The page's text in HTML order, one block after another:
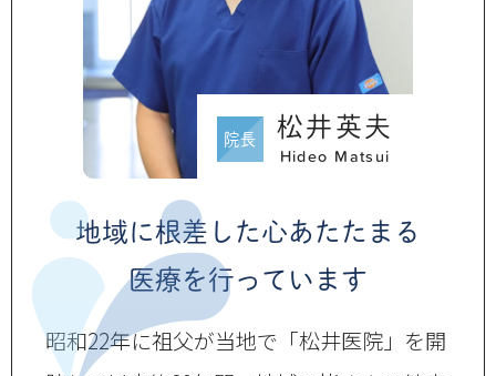
院長 松井英夫
Hideo Matsui
地域に根差した心あたたまる
医療を行っています
昭和22年に祖父が当地で「松井医院」を開